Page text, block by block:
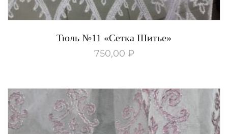
Тюль №11 «Сетка Шитье»
750,00 ₽